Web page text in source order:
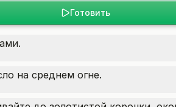
Готовить
на среднем огне.